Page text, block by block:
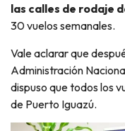
las calles de rodaje
30 vuelos semanales.
Vale aclarar que
Administración
dispuso que todos los
de Puerto Iguazú.